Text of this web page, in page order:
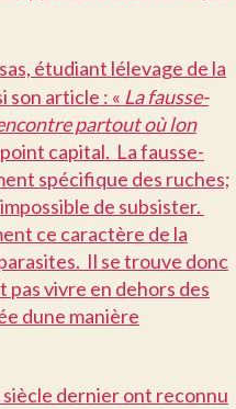
étudiant lélevage de la
son article : « La fausse-
partout où lon
point capital. La fausse-
spécifique des ruches;
de subsister.
ce caractère de la
Il se trouve donc
pas vivre en dehors des
dune manière
dernier ont reconnu